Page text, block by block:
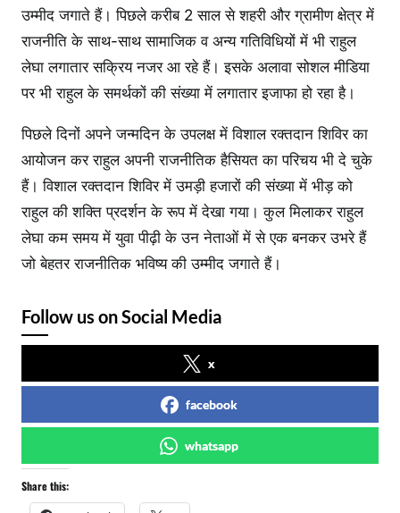
उम्मीद जगाते हैं। पिछले करीब 2 साल से शहरी और ग्रामीण क्षेत्र में
राजनीति के साथ-साथ सामाजिक व अन्य गतिविधियों में भी राहुल
लेघा लगातार सक्रिय नजर आ रहे हैं। इसके अलावा सोशल मीडिया
पर भी राहुल के समर्थकों की संख्या में लगातार इजाफा हो रहा है।
पिछले दिनों अपने जन्मदिन के उपलक्ष में विशाल रक्तदान शिविर का
आयोजन कर राहुल अपनी राजनीतिक हैसियत का परिचय भी दे चुके
हैं। विशाल रक्तदान शिविर में उमड़ी हजारों की संख्या में भीड़ को
राहुल की शक्ति प्रदर्शन के रूप में देखा गया। कुल मिलाकर राहुल
लेघा कम समय में युवा पीढ़ी के उन नेताओं में से एक बनकर उभरे हैं
जो बेहतर राजनीतिक भविष्य की उम्मीद जगाते हैं।
Follow us on Social Media
x
facebook
whatsapp
Share this: